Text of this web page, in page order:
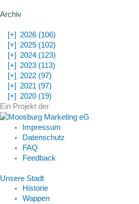
Archiv
[+] 2026 (106)
[+] 2025 (102)
[+] 2024 (123)
[+] 2023 (113)
[+] 2022 (97)
[+] 2021 (97)
[+] 2020 (19)
Ein Projekt der
Impressum
Datenschutz
FAQ
Feedback
Unsere Stadt
Historie
Wappen